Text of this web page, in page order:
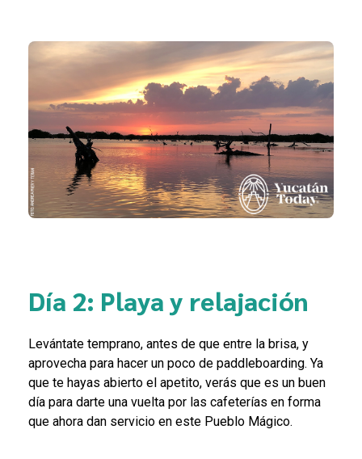
Día 2: Playa y relajación
Levántate temprano, antes de que entre la brisa, y
aprovecha para hacer un poco de paddleboarding. Ya
que te hayas abierto el apetito, verás que es un buen
día para darte una vuelta por las cafeterías en forma
que ahora dan servicio en este Pueblo Mágico.